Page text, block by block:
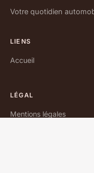
Votre quotidien
LIENS
Accueil
LÉGAL
Mentions légales